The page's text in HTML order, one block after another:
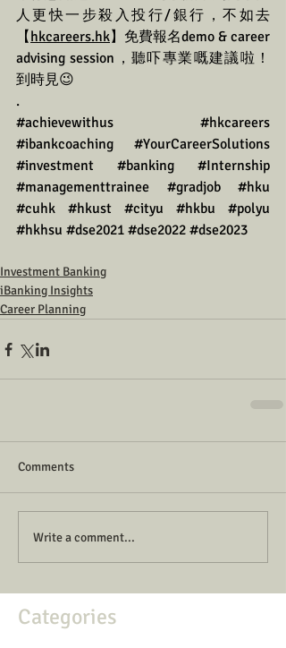
人更快一步殺入投行/銀行，不如去
【hkcareers.hk】免費報名demo & career
advising session，聽吓專業嘅建議啦！
到時見😉
.
#achievewithus
#hkcareers
#ibankcoaching
#YourCareerSolutions
#investment
#banking
#Internship
#managementtrainee
#gradjob
#hku
#cuhk
#hkust #cityu #hkbu
#polyu
#hkhsu #dse2021 #dse2022 #dse2023
Investment Banking
iBanking Insights
Career Planning
Comments
Write a comment...
Categories